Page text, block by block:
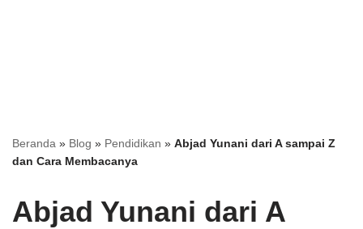
Beranda » Blog » Pendidikan » Abjad Yunani dari A sampai Z
dan Cara Membacanya
Abjad Yunani dari A